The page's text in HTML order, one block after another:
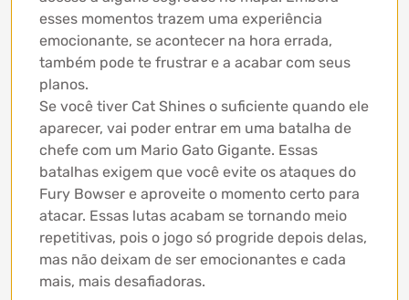
esses momentos trazem uma experiência
emocionante, se acontecer na hora errada,
também pode te frustrar e a acabar com seus
planos.
Se você tiver Cat Shines o suficiente quando ele
aparecer, vai poder entrar em uma batalha de
chefe com um Mario Gato Gigante. Essas
batalhas exigem que você evite os ataques do
Fury Bowser e aproveite o momento certo para
atacar. Essas lutas acabam se tornando meio
repetitivas, pois o jogo só progride depois delas,
mas não deixam de ser emocionantes e cada
mais, mais desafiadoras.